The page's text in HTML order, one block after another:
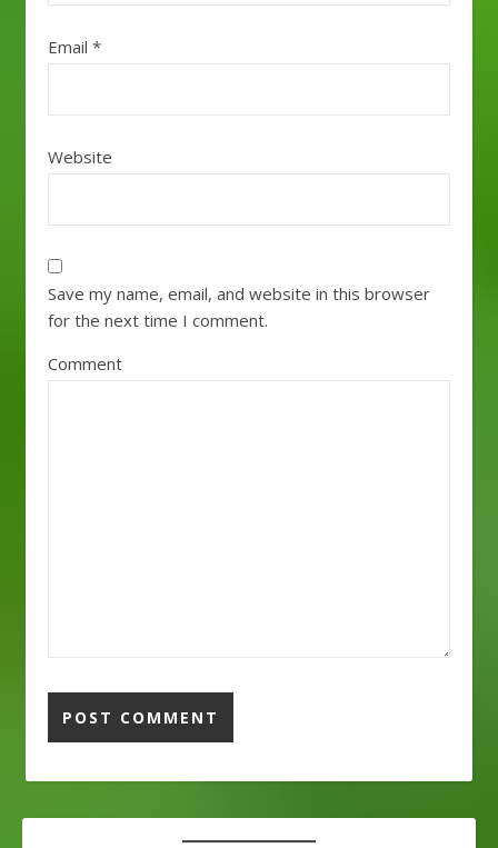
Email *
Website
Save my name, email, and website in this browser
for the next time I comment.
Comment